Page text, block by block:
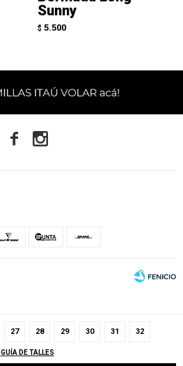
27 28 29 30 31 32
GUÍA DE TALLES
Sunny
$ 5.500
 